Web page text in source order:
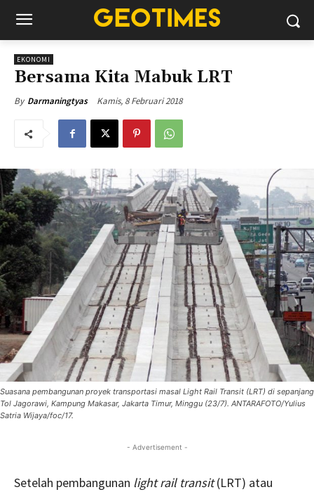
EKONOMI
Bersama Kita Mabuk LRT
By Darmaningtyas Kamis, 8 Februari 2018
Suasana pembangunan proyek transportasi masal Light Rail Transit (LRT) di sepanjang
Tol Jagorawi, Kampung Makasar, Jakarta Timur, Minggu (23/7). ANTARAFOTO/Yulius
Satria Wijaya/foc/17.
- Advertisement -
Setelah pembangunan light rail transit(LRT) atau